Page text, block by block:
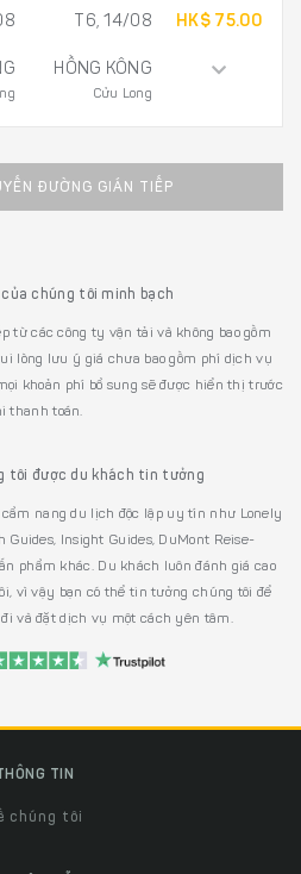
T6, 14/08
HỒNG KÔNG
Cửu Long
HK$ 75.00
ĐƯỜNG GIÁN TIẾP
chúng tôi minh bạch
từ các công ty vận tải và không bao gồm
lòng lưu ý giá chưa bao gồm phí dịch vụ
khoản phí bổ sung sẽ được hiển thị trước
thanh toán.
tôi được du khách tin tưởng
nang du lịch độc lập uy tín như Lonely
Guides, Insight Guides, DuMont Reise-
phẩm khác. Du khách luôn đánh giá cao
vì vậy bạn có thể tin tưởng chúng tôi để
và đặt dịch vụ một cách yên tâm.
THÔNG TIN
chúng tôi